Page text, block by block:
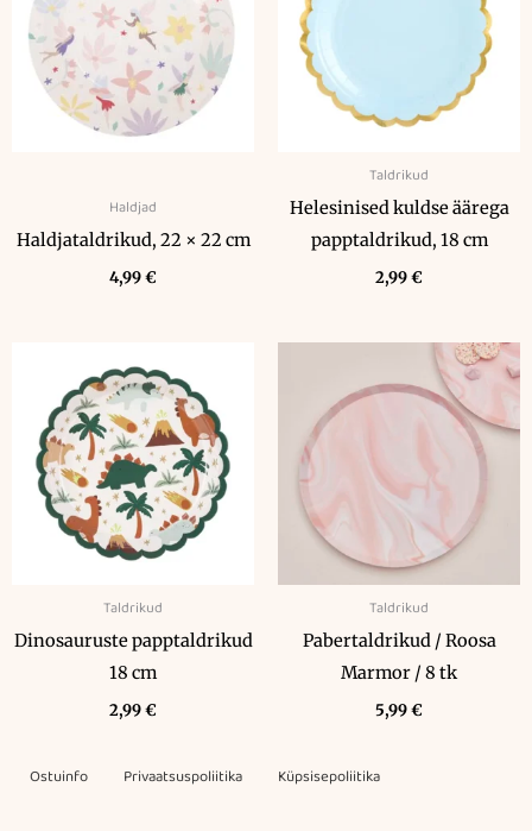
Haldjad
Haldjataldrikud, 22 × 22 cm
4,99€
Taldrikud
Helesinised kuldse äärega
papptaldrikud, 18 cm
2,99€
Taldrikud
Dinosauruste papptaldrikud
18 cm
2,99€
Taldrikud
Pabertaldrikud / Roosa
Marmor / 8 tk
5,99€
Ostuinfo Privaatsuspoliitika Küpsisepoliitika